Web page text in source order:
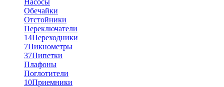
Насосы
Обечайки
Отстойники
Переключатели
14Переходники
7Пикнометры
37Пипетки
Плафоны
Поглотители
10Приемники